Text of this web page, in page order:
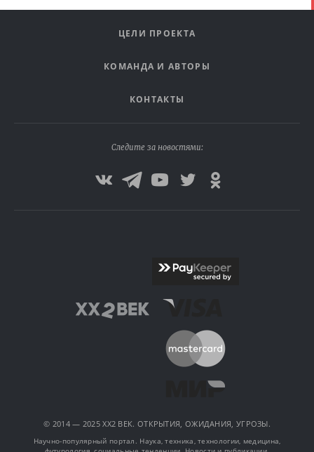
ЦЕЛИ ПРОЕКТА
КОМАНДА И АВТОРЫ
КОНТАКТЫ
Следите за новостями:
© 2014 — 2025 XX2 ВЕК. ОТКРЫТИЯ, ОЖИДАНИЯ, УГРОЗЫ.
Научно-популярный портал. Наука, техника, технологии, медицина,